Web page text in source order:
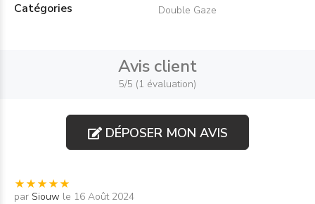
Catégories Double Gaze
Avis client
5/5 (1 évaluation)
DÉPOSER MON AVIS
par Siouw le 16 Août 2024